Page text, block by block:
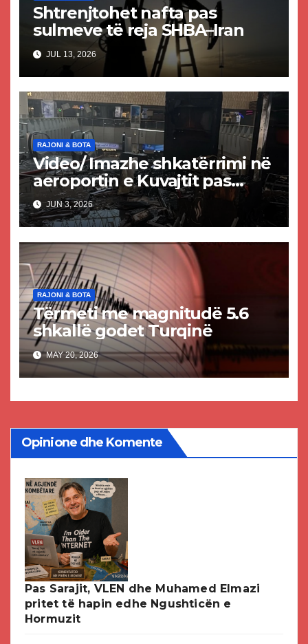
Shtrenjtohet nafta pas
sulmeve të reja SHBA–Iran
JUL 13, 2026
RAJONI & BOTA
Video/ Imazhe shkatërrimi në
aeroportin e Kuvajtit pas
sulmit iranian, një i vdekur
dhe shumë të plagosur
JUN 3, 2026
RAJONI & BOTA
Tërmeti me magnitudë 5.6
shkallë godet Turqinë
MAY 20, 2026
Opinione dhe Komente
Pas Sarajit, VLEN dhe Muhamed Elmazi
pritet të hapin edhe Ngushticën e
Hormuzit